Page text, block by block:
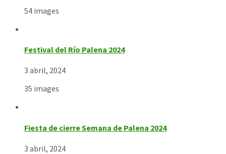
54 images
Festival del Río Palena 2024
3 abril, 2024
35 images
Fiesta de cierre Semana de Palena 2024
3 abril, 2024